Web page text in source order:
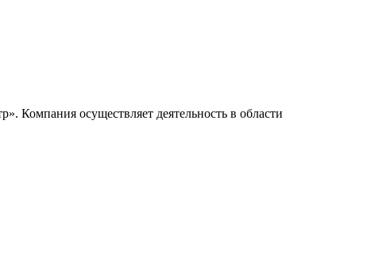
Компания осуществляет деятельность в области